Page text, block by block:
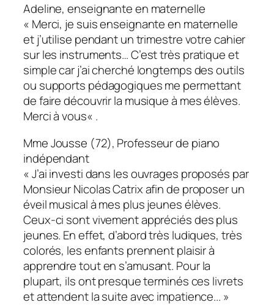
Adeline, enseignante en maternelle
« Merci, je suis enseignante en maternelle
et j’utilise pendant un trimestre votre cahier
sur les instruments… C’est très pratique et
simple car j’ai cherché longtemps des outils
ou supports pédagogiques me permettant
de faire découvrir la musique à mes élèves.
Merci à vous« .
Mme Jousse (72), Professeur de piano
indépendant
«J’ai investi dans les ouvrages proposés par
Monsieur Nicolas Catrix afin de proposer un
éveil musical à mes plus jeunes élèves.
Ceux-ci sont vivement appréciés des plus
jeunes. En effet, d’abord très ludiques, très
colorés, les enfants prennent plaisir à
apprendre tout en s’amusant. Pour la
plupart, ils ont presque terminés ces livrets
et attendent la suite avec impatience... »